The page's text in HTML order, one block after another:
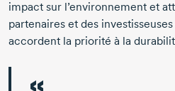
impact sur l’environnement et
partenaires et des
accordent la priorité à la